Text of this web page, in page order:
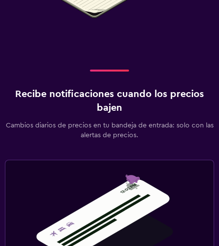
Recibe notificaciones cuando los precios
bajen
Cambios diarios de precios en tu bandeja de entrada: solo con las
alertas de precios.